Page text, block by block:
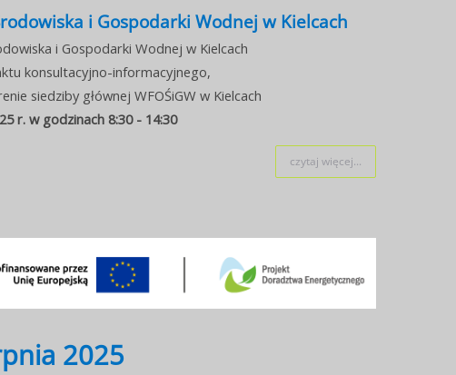
i Gospodarki Wodnej w Kielcach
i Gospodarki Wodnej w Kielcach
konsultacyjno-informacyjnego,
siedziby głównej WFOŚiGW w Kielcach
r. w godzinach 8:30 - 14:30
czytaj więcej...
2025